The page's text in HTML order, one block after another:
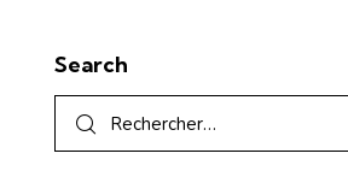
Search